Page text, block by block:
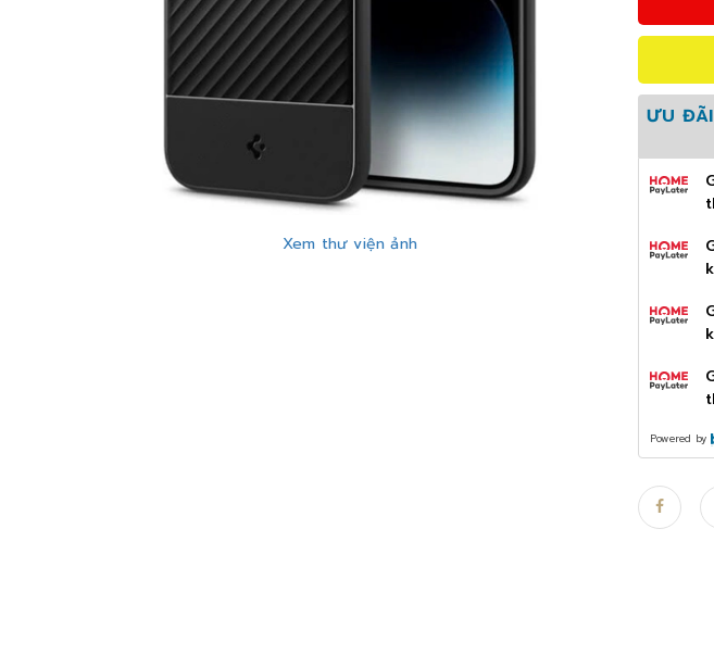
Xem thư viện ảnh
ƯU
Powered by